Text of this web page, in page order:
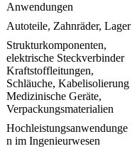
Anwendungen
Autoteile, Zahnräder, Lager
Strukturkomponenten,
elektrische Steckverbinder
Kraftstoffleitungen,
Schläuche, Kabelisolierung
Medizinische Geräte,
Verpackungsmaterialien
Hochleistungsanwendunge
n im Ingenieurwesen